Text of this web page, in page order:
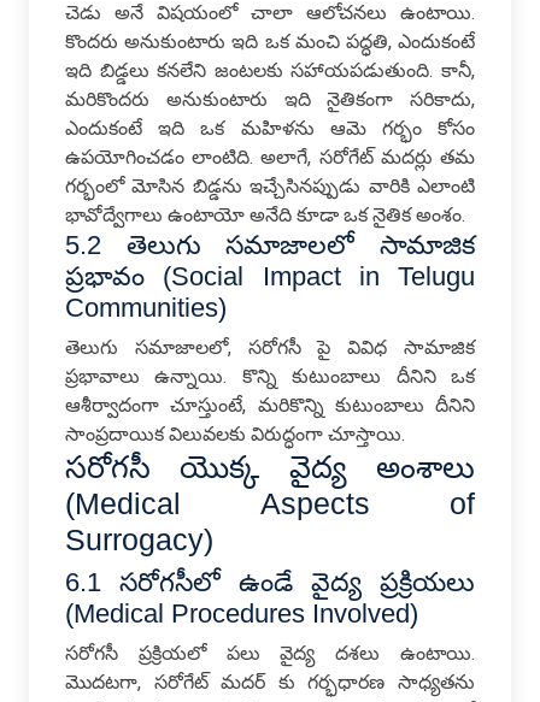
చెడు అనే విషయంలో చాలా ఆలోచనలు ఉంటాయి.
కొందరు అనుకుంటారు ఇది ఒక మంచి పద్ధతి, ఎందుకంటే
ఇది బిడ్డలు కనలేని జంటలకు సహాయపడుతుంది. కానీ,
మరికొందరు అనుకుంటారు ఇది నైతికంగా సరికాదు,
ఎందుకంటే ఇది ఒక మహిళను ఆమె గర్భం కోసం
ఉపయోగించడం లాంటిది. అలాగే, సరోగేట్ మదర్లు తమ
గర్భంలో మోసిన బిడ్డను ఇచ్చేసినప్పుడు వారికి ఎలాంటి
భావోద్వేగాలు ఉంటాయో అనేది కూడా ఒక నైతిక అంశం.
5.2 తెలుగు సమాజాలలో సామాజిక
ప్రభావం (Social Impact in Telugu
Communities)
తెలుగు సమాజాలలో, సరోగసీ పై వివిధ సామాజిక
ప్రభావాలు ఉన్నాయి. కొన్ని కుటుంబాలు దీనిని ఒక
ఆశీర్వాదంగా చూస్తుంటే, మరికొన్ని కుటుంబాలు దీనిని
సాంప్రదాయిక విలువలకు విరుద్ధంగా చూస్తాయి.
సరోగసీ యొక్క వైద్య అంశాలు
(Medical Aspects of
Surrogacy)
6.1 సరోగసీలో ఉండే వైద్య ప్రక్రియలు
(Medical Procedures Involved)
సరోగసీ ప్రక్రియలో పలు వైద్య దశలు ఉంటాయి.
మొదటగా, సరోగేట్ మదర్ కు గర్భధారణ సాధ్యతను